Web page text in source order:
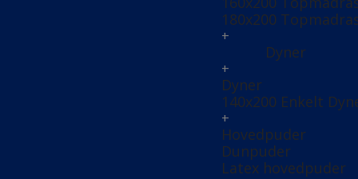
180x200
+
Dyner
+
Dyner
140x200 Enkelt
+
Hovedpuder
Dunpuder
Latex hovedpuder